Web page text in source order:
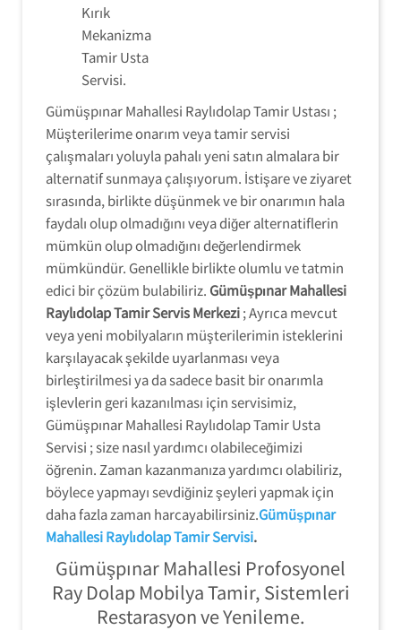
Kırık
Mekanizma
Tamir Usta
Servisi.
Gümüşpınar Mahallesi Raylıdolap Tamir Ustası ;
Müşterilerime onarım veya tamir servisi
çalışmaları yoluyla pahalı yeni satın almalara bir
alternatif sunmaya çalışıyorum. İstişare ve ziyaret
sırasında, birlikte düşünmek ve bir onarımın hala
faydalı olup olmadığını veya diğer alternatiflerin
mümkün olup olmadığını değerlendirmek
mümkündür. Genellikle birlikte olumlu ve tatmin
edici bir çözüm bulabiliriz. Gümüşpınar Mahallesi
Raylıdolap Tamir Servis Merkezi; Ayrıca mevcut
veya yeni mobilyaların müşterilerimin isteklerini
karşılayacak şekilde uyarlanması veya
birleştirilmesi ya da sadece basit bir onarımla
işlevlerin geri kazanılması için servisimiz,
Gümüşpınar Mahallesi Raylıdolap Tamir Usta
Servisi ; size nasıl yardımcı olabileceğimizi
öğrenin. Zaman kazanmanıza yardımcı olabiliriz,
böylece yapmayı sevdiğiniz şeyleri yapmak için
daha fazla zaman harcayabilirsiniz.Gümüşpınar
Mahallesi Raylıdolap Tamir Servisi.
Gümüşpınar Mahallesi Profosyonel
Ray Dolap Mobilya Tamir, Sistemleri
Restarasyon ve Yenileme.